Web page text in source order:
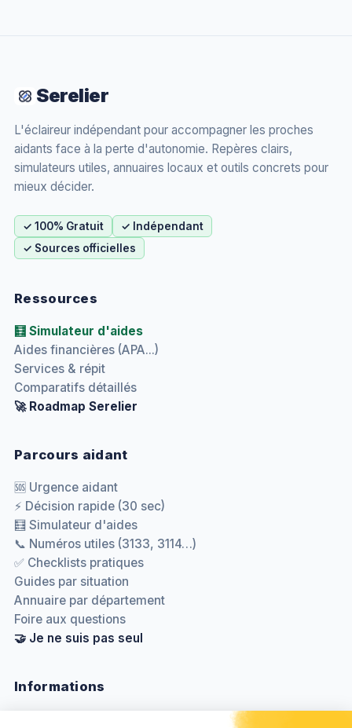
Serelier
L'éclaireur indépendant pour accompagner les proches
aidants face à la perte d'autonomie. Repères clairs,
simulateurs utiles, annuaires locaux et outils concrets pour
mieux décider.
✓ 100% Gratuit
✓ Indépendant
✓ Sources officielles
Ressources
🧮 Simulateur d'aides
Aides financières (APA...)
Services & répit
Comparatifs détaillés
🚀 Roadmap Serelier
Parcours aidant
🆘 Urgence aidant
⚡ Décision rapide (30 sec)
🧮 Simulateur d'aides
📞 Numéros utiles (3133, 3114…)
✅ Checklists pratiques
Guides par situation
Annuaire par département
Foire aux questions
🤝 Je ne suis pas seul
Informations